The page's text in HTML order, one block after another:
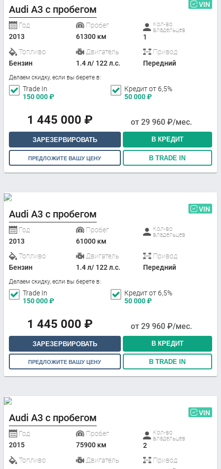
Audi A3 с пробегом VIN
Год
2013
Пробег
61300 км
Кол-во
владельцев
1
Топливо
Бензин
Двигатель
1.4 л/ 122 л.с.
Привод
Передний
Делаем скидку, если вы берете в:
Trade In
150 000₽
Кредит от 6,5%
50 000₽
1 445 000 ₽ от 29 960 ₽/мес.
ЗАРЕЗЕРВИРОВАТЬ В КРЕДИТ
ПРЕДЛОЖИТЕ ВАШУ ЦЕНУ В TRADE IN
Audi A3 с пробегом VIN
Год
2013
Пробег
61000 км
Кол-во
владельцев
Топливо
Бензин
Двигатель
1.4 л/ 122 л.с.
Привод
Передний
Делаем скидку, если вы берете в:
Trade In
150 000₽
Кредит от 6,5%
50 000₽
1 445 000 ₽ от 29 960 ₽/мес.
ЗАРЕЗЕРВИРОВАТЬ В КРЕДИТ
ПРЕДЛОЖИТЕ ВАШУ ЦЕНУ В TRADE IN
Audi A3 с пробегом VIN
Год
2015
Пробег
75900 км
Кол-во
владельцев
2
Топливо
Двигатель
Привод